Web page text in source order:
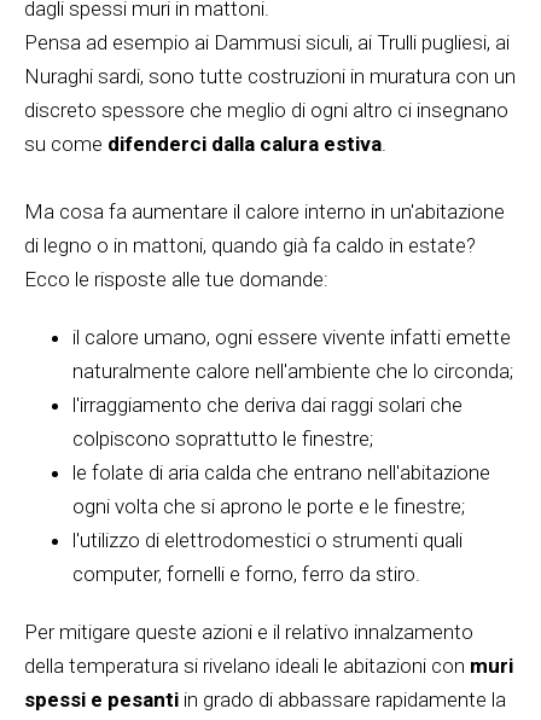
dagli spessi muri in mattoni.
Pensa ad esempio ai Dammusi siculi, ai Trulli pugliesi, ai
Nuraghi sardi, sono tutte costruzioni in muratura con un
discreto spessore che meglio di ogni altro ci insegnano
su come difenderci dalla calura estiva.
Ma cosa fa aumentare il calore interno in un'abitazione
di legno o in mattoni, quando già fa caldo in estate?
Ecco le risposte alle tue domande:
il calore umano, ogni essere vivente infatti emette
naturalmente calore nell'ambiente che lo circonda;
l'irraggiamento che deriva dai raggi solari che
colpiscono soprattutto le finestre;
le folate di aria calda che entrano nell'abitazione
ogni volta che si aprono le porte e le finestre;
l'utilizzo di elettrodomestici o strumenti quali
computer, fornelli e forno, ferro da stiro.
Per mitigare queste azioni e il relativo innalzamento
della temperatura si rivelano ideali le abitazioni con muri
spessi e pesanti in grado di abbassare rapidamente la